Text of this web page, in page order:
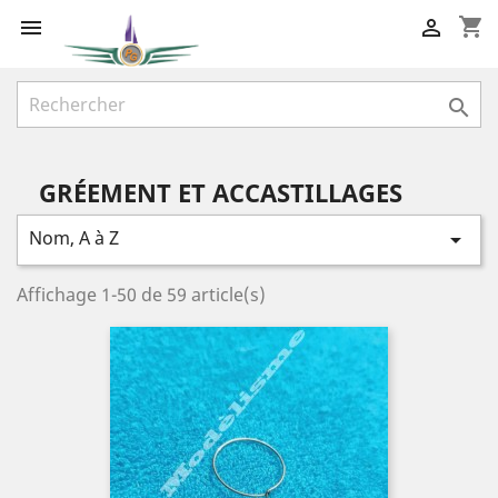
 shopping_cart


GRÉEMENT ET ACCASTILLAGES
Nom, A à Z 
Affichage 1-50 de 59 article(s)